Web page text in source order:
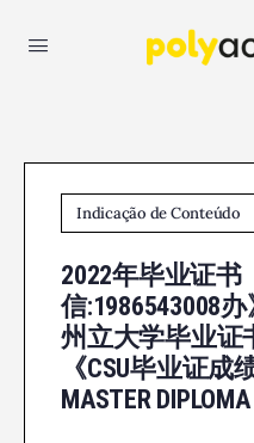
Indicação de Conteúdo
2022年毕业证书
信:1986543008
州立大学毕业证
《CSU毕业证成
MASTER